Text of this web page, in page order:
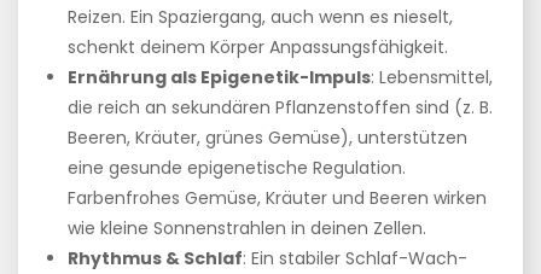
Reizen. Ein Spaziergang, auch wenn es nieselt,
schenkt deinem Körper Anpassungsfähigkeit.
Ernährung als Epigenetik-Impuls: Lebensmittel,
die reich an sekundären Pflanzenstoffen sind (z. B.
Beeren, Kräuter, grünes Gemüse), unterstützen
eine gesunde epigenetische Regulation.
Farbenfrohes Gemüse, Kräuter und Beeren wirken
wie kleine Sonnenstrahlen in deinen Zellen.
Rhythmus & Schlaf: Ein stabiler Schlaf-Wach-